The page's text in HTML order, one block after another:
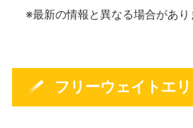
※最新の情報と異なる場合があ
フリーウェイトエ